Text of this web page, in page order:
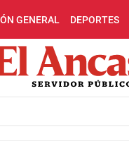
GENERAL DEPORTES